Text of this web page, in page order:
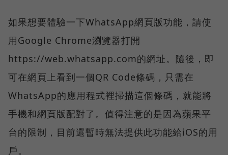
如果想要體驗一下WhatsApp網頁版功能，請使
用Google Chrome瀏覽器打開
https://web.whatsapp.com的網址。隨後，即
可在網頁上看到一個QR Code條碼，只需在
WhatsApp的應用程式裡掃描這個條碼，就能將
手機和網頁版配對了。值得注意的是因為蘋果平
台的限制，目前還暫時無法提供此功能給iOS的用
戶。